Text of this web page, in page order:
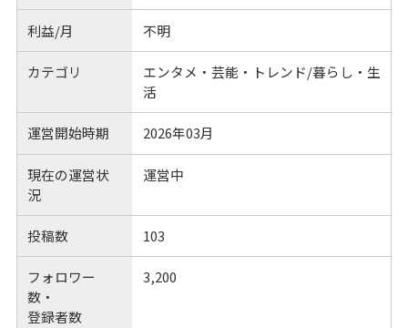
利益/月 不明
カテゴリ
エンタメ・芸能・トレンド/暮らし・生
活
運営開始時期 2026年03月
現在の運営状
況
運営中
投稿数 103
フォロワー
数・
登録者数
3,200